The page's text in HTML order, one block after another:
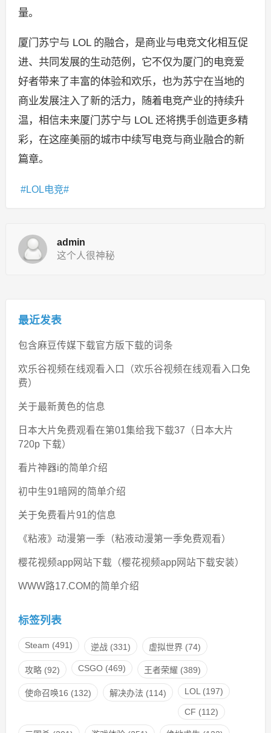
量。
厦门苏宁与 LOL 的融合，是商业与电竞文化相互促
进、共同发展的生动范例，它不仅为厦门的电竞爱
好者带来了丰富的体验和欢乐，也为苏宁在当地的
商业发展注入了新的活力，随着电竞产业的持续升
温，相信未来厦门苏宁与 LOL 还将携手创造更多精
彩，在这座美丽的城市中续写电竞与商业融合的新
篇章。
LOL电竞
admin
这个人很神秘
最近发表
包含麻豆传媒下载官方版下载的词条
欢乐谷视频在线观看入口（欢乐谷视频在线观看入口免
费）
关于最新黄色的信息
日本大片免费观看在第01集给我下载37（日本大片
720p 下载）
看片神器i的简单介绍
初中生91暗网的简单介绍
关于免费看片91的信息
《粘液》动漫第一季（粘液动漫第一季免费观看）
樱花视频app网站下载（樱花视频app网站下载安装）
WWW路17.COM的简单介绍
标签列表
Steam (491) 逆战(331) 虚拟世界(74)
攻略(92) CSGO(469) 王者荣耀 (389)
使命召唤16 (132) 解决办法 (114) LOL(197)
CF (112)